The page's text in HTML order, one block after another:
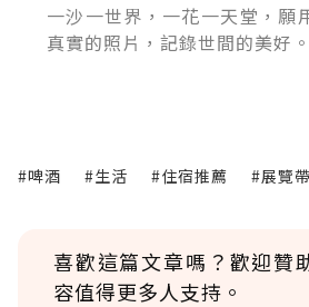
一沙一世界，一花一天堂，願
真實的照片，記錄世間的美好。
#啤酒 #生活 #住宿推薦 #展覽
喜歡這篇文章嗎？歡迎贊
容值得更多人支持。